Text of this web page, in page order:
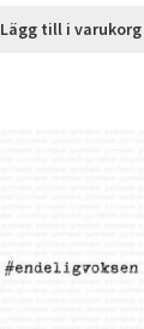
Lägg till i varukorg